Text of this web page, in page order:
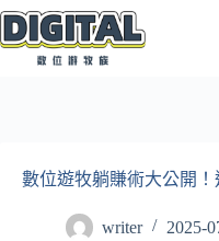
跳
至
數位遊牧躺賺術大公開！
writer 2025-